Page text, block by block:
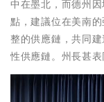
中在墨北，而德州
點，建議位在美南
整的供應鏈，共同
性供應鏈。州長甚表